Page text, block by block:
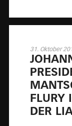
31. Oktober
FLURY
DER